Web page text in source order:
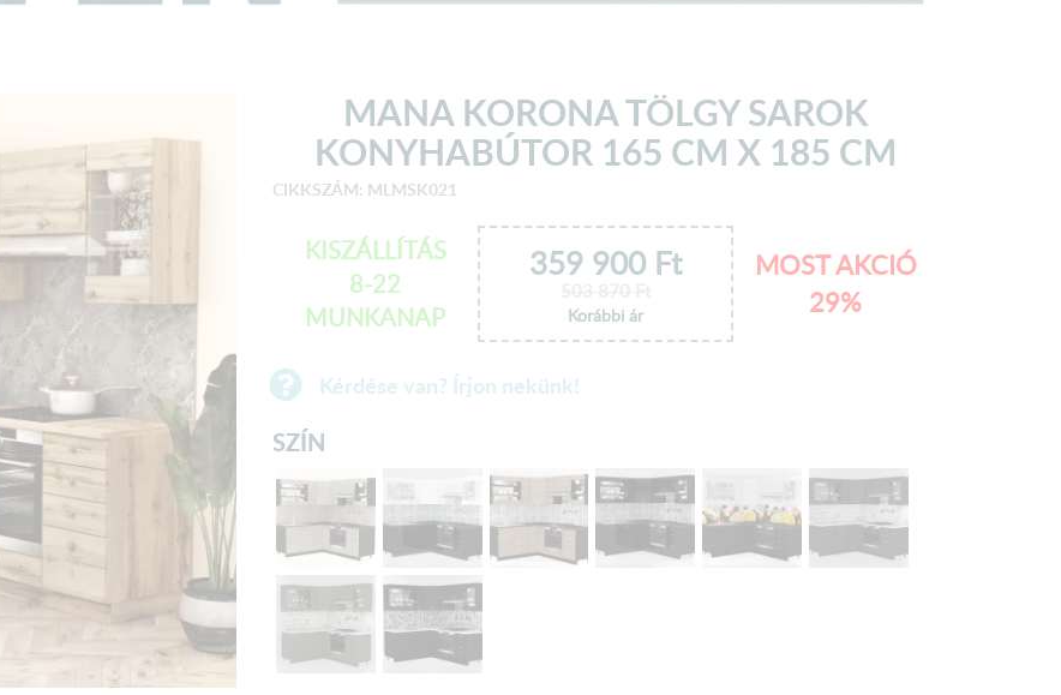
MANA KORONA TÖLGY SAROK
KONYHABÚTOR 165 CM X 185 CM
CIKKSZÁM: MLMSK021
KISZÁLLÍTÁS
8-22
MUNKANAP
359 900Ft
Korábbi ár
MOST AKCIÓ
29%
Kérdése van? Írjon nekünk!
SZÍN